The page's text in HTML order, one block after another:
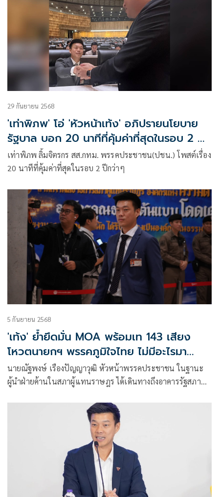
29 กันยายน 2568
'เท่าพิภพ' โอ่ 'หัวหน้าเท้ง' อภิปรายนโยบาย
รัฐบาล บอก 20 นาทีที่คุ้มค่าที่สุดในรอบ 2 ปีก
ว่า
เท่าพิภพ ลิ้มจิตรกร สส.กทม. พรรคประชาชน(ปชน.) โพสต์เรื่อง
20 นาทีที่คุ้มค่าที่สุดในรอบ 2 ปีกว่าๆ
5 กันยายน 2568
'เท้ง' ย้ำยึดมั่น MOA พร้อมเท 143 เสียง
โหวตนายกฯ พรรคภูมิใจไทย ไม่มีอะไรมา
เปลี่ยนแปลง
นายณัฐพงษ์ เรืองปัญญาวุฒิ หัวหน้าพรรคประชาชน ในฐานะ
ผู้นำฝ่ายค้านในสภาผู้แทนราษฎร ได้เดินทางถึงอาคารรัฐสภา
เลือกนายกรัฐมนตรีคนใหม่ในวันนี้